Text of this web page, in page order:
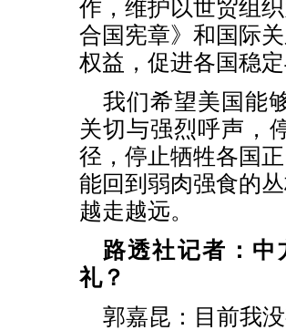
作，维护以世贸组
合国宪章》和国际
权益，促进各国稳定
我们希望美国能
关切与强烈呼声，
径，停止牺牲各国
能回到弱肉强食的
越走越远。
路透社记者：
礼？
郭嘉昆：目前我